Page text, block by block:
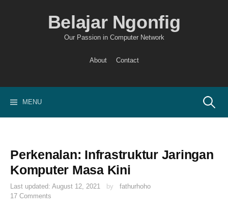
Belajar Ngonfig
Our Passion in Computer Network
About Contact
MENU Search
Perkenalan: Infrastruktur Jaringan
Komputer Masa Kini
Last updated: August 12, 2021 by
fathurhoho
17 Comments